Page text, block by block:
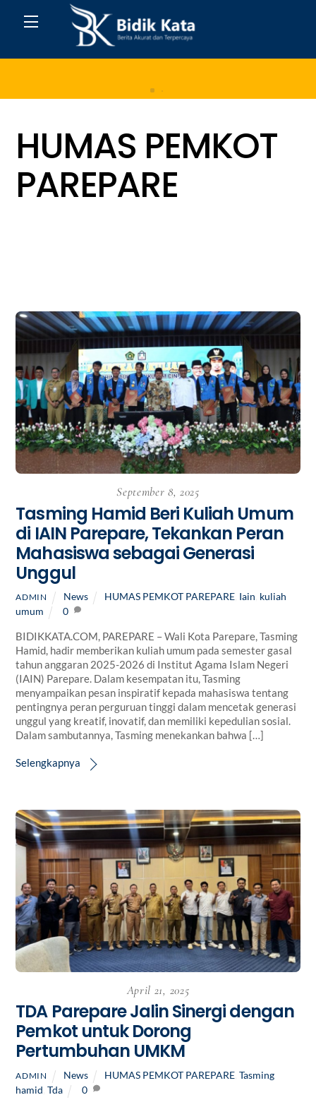
Menu
HUMAS PEMKOT
PAREPARE
September 8, 2025
Tasming Hamid Beri Kuliah Umum
di IAIN Parepare, Tekankan Peran
Mahasiswa sebagai Generasi
Unggul
ADMIN News HUMAS PEMKOT PAREPARE, Iain kuliah
umum
0
BIDIKKATA.COM, PAREPARE – Wali Kota Parepare, Tasming
Hamid, hadir memberikan kuliah umum pada semester gasal
tahun anggaran 2025-2026 di Institut Agama Islam Negeri
(IAIN) Parepare. Dalam kesempatan itu, Tasming
menyampaikan pesan inspiratif kepada mahasiswa tentang
pentingnya peran perguruan tinggi dalam mencetak generasi
unggul yang kreatif, inovatif, dan memiliki kepedulian sosial.
Dalam sambutannya, Tasming menekankan bahwa […]
Selengkapnya
April 21, 2025
TDA Parepare Jalin Sinergi dengan
Pemkot untuk Dorong
Pertumbuhan UMKM
ADMIN News HUMAS PEMKOT PAREPARE, Tasming
hamid ,Tda 0